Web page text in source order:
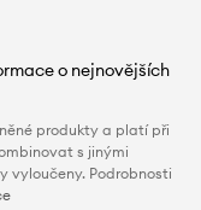
o nejnovějších
produkty a platí při
s jinými
vyloučeny. Podrobnosti